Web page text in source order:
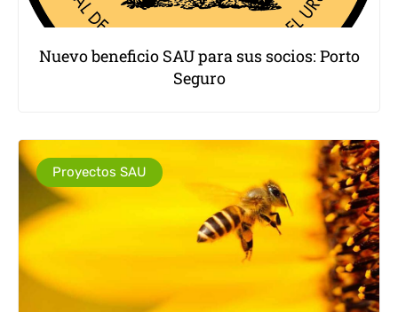
Nuevo beneficio SAU para sus socios: Porto
Seguro
Proyectos SAU